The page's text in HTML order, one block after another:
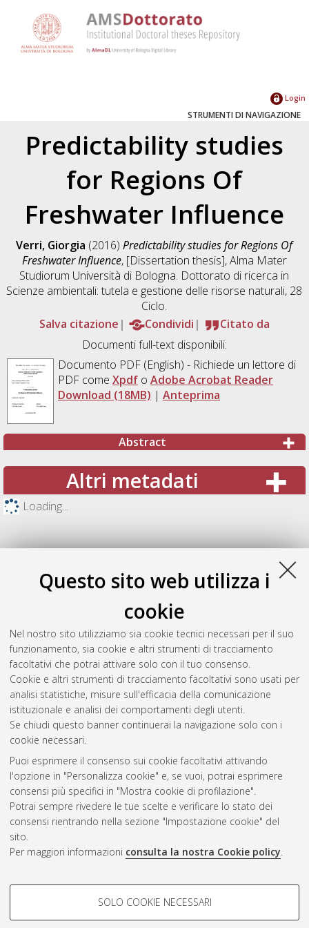
Questo sito web utilizza i
cookie
Nel nostro sito utilizziamo sia cookie tecnici necessari per il suo
funzionamento, sia cookie e altri strumenti di tracciamento
facoltativi che potrai attivare solo con il tuo consenso.
Cookie e altri strumenti di tracciamento facoltativi sono usati per
analisi statistiche, misure sull'efficacia della comunicazione
istituzionale e analisi dei comportamenti degli utenti.
Se chiudi questo banner continuerai la navigazione solo con i
cookie necessari.
Puoi esprimere il consenso sui cookie facoltativi attivando
l'opzione in "Personalizza cookie" e, se vuoi, potrai esprimere
consensi più specifici in "Mostra cookie di profilazione".
Potrai sempre rivedere le tue scelte e verificare lo stato dei
consensi rientrando nella sezione "Impostazione cookie" del
sito.
Per maggiori informazioni consulta la nostra Cookie policy.
COOKIE DI PROFILAZIONE -
SOLO COOKIE NECESSARI
Login
STRUMENTI DI NAVIGAZIONE
Predictability studies
for Regions Of
Freshwater Influence
Verri, Giorgia (2016)Predictability studies for Regions Of
Freshwater Influence, [Dissertation thesis], Alma Mater
Studiorum Università di Bologna. Dottorato di ricerca in
Scienze ambientali: tutela e gestione delle risorse naturali, 28
Ciclo.
Salva citazione
Condividi
Citato da
Documenti full-text disponibili:
Documento PDF(English) - Richiede un lettore di
PDF come Xpdfo Adobe Acrobat Reader
Download (18MB) | Anteprima
Abstract
Altri metadati
Loading...
Gestione del documento:
Atom
Rss 1.0
Rss 2.0
ISSN: 2038-7946
Impostazioni Cookie
Informativa sulla privacy
Condizioni d’uso del sito